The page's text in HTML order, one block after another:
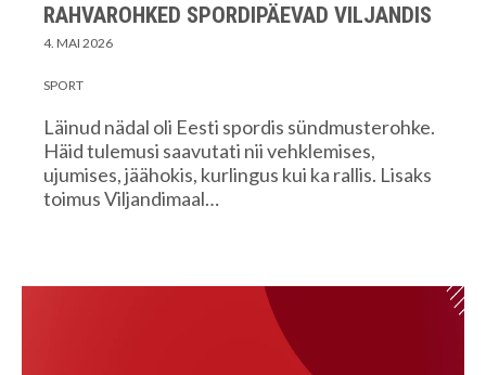
RAHVAROHKED SPORDIPÄEVAD VILJANDIS
4. MAI 2026
SPORT
Läinud nädal oli Eesti spordis sündmusterohke.
Häid tulemusi saavutati nii vehklemises,
ujumises, jäähokis, kurlingus kui ka rallis. Lisaks
toimus Viljandimaal…